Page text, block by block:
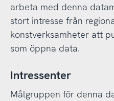
arbeta med denna
stort intresse från
konstverksamheter att
som öppna data.
Intressenter
Målgruppen för denna